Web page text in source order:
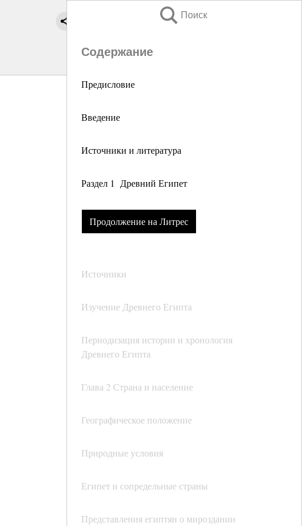
Поиск
Содержание
Предисловие
Введение
Источники и литература
Раздел 1 Древний Египет
Продолжение на Литрес
Источники
Изучение Древнего Египта
Периодизация истории и хронология
Древнего Египта
Глава 2 Страна и население
Географическое положение
Природные условия
Египет и сопредельные страны
Представления египтян о мироздании